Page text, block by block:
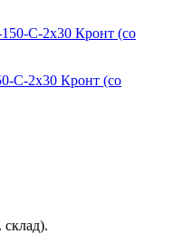
С-2x30 Кронт (со